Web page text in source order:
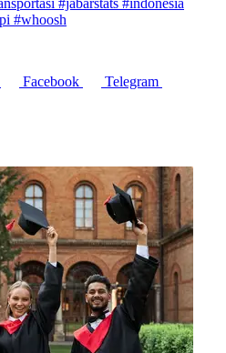
#whoosh
Facebook
Telegram